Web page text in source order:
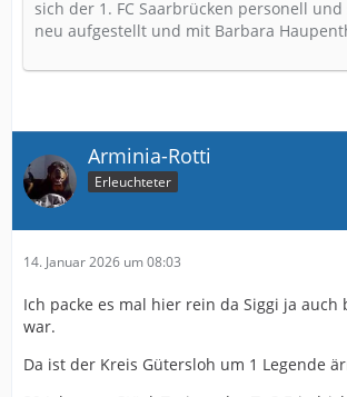
sich der 1. FC Saarbrücken personell
neu aufgestellt und mit Barbara
Arminia-Rotti
Erleuchteter
14. Januar 2026 um 08:03
Ich packe es mal hier rein da Siggi ja auch
war.
Da ist der Kreis Gütersloh um 1 Legende